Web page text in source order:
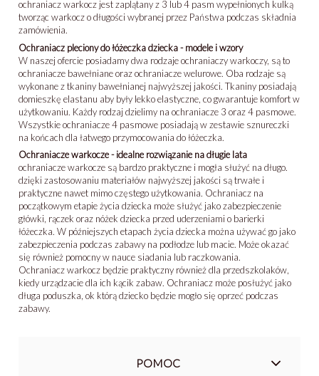
ochraniacz warkocz jest zaplątany z 3 lub 4 pasm wypełnionych kulką
tworząc warkocz o długości wybranej przez Państwa podczas składnia
zamówienia.
Ochraniacz pleciony do łóżeczka dziecka - modele i wzory
W naszej ofercie posiadamy dwa rodzaje ochraniaczy warkoczy, są to
ochraniacze bawełniane oraz ochraniacze welurowe. Oba rodzaje są
wykonane z tkaniny bawełnianej najwyższej jakości. Tkaniny posiadają
domieszkę elastanu aby były lekko elastyczne, co gwarantuje komfort w
użytkowaniu. Każdy rodzaj dzielimy na ochraniacze 3 oraz 4 pasmowe.
Wszystkie ochraniacze 4 pasmowe posiadają w zestawie sznureczki
na końcach dla łatwego przymocowania do łóżeczka.
Ochraniacze warkocze - idealne rozwiązanie na długie lata
ochraniacze warkocze są bardzo praktyczne i mogła służyć na długo.
dzięki zastosowaniu materiałów najwyższej jakości są trwałe i
praktyczne nawet mimo częstego użytkowania. Ochraniacz na
początkowym etapie życia dziecka może służyć jako zabezpieczenie
główki, rączek oraz nóżek dziecka przed uderzeniami o barierki
łóżeczka. W późniejszych etapach życia dziecka można używać go jako
zabezpieczenia podczas zabawy na podłodze lub macie. Może okazać
się również pomocny w nauce siadania lub raczkowania.
Ochraniacz warkocz będzie praktyczny również dla przedszkolaków,
kiedy urządzacie dla ich kącik zabaw. Ochraniacz może posłużyć jako
długa poduszka, ok którą dziecko będzie mogło się oprzeć podczas
zabawy.
POMOC